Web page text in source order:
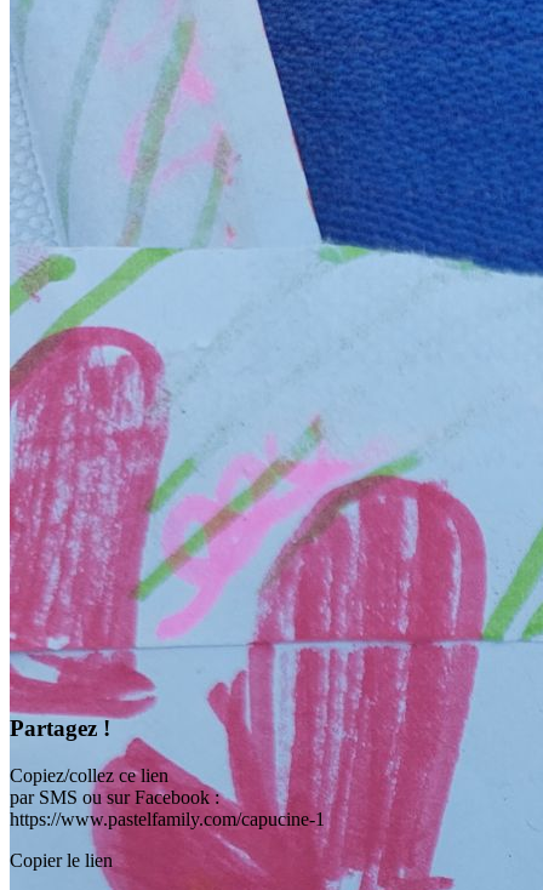
Partagez !
Copiez/collez ce lien
par SMS ou sur Facebook :
https://www.pastelfamily.com/capucine-1
Copier le lien